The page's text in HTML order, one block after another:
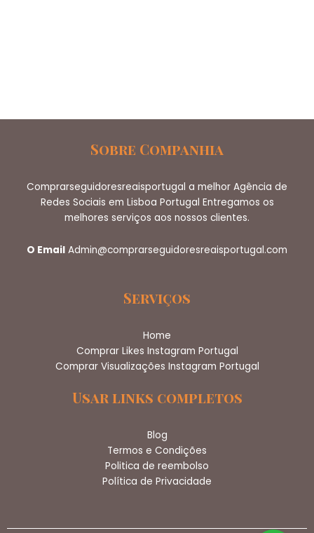
Sobre Companhia
Comprarseguidoresreaisportugal a melhor Agência de
Redes Sociais em Lisboa Portugal Entregamos os
melhores serviços aos nossos clientes.
O Email Admin@comprarseguidoresreaisportugal.com
Serviços
Home
Comprar Likes Instagram Portugal
Comprar Visualizações Instagram Portugal
Usar links completos
Blog
Termos e Condições
Politica de reembolso
Política de Privacidade